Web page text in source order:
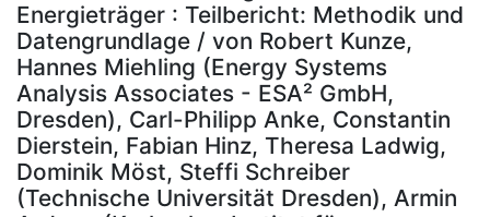
Energieträger : Teilbericht: Methodik und
Datengrundlage / von Robert Kunze,
Hannes Miehling (Energy Systems
Analysis Associates - ESA² GmbH,
Dresden), Carl-Philipp Anke, Constantin
Dierstein, Fabian Hinz, Theresa Ladwig,
Dominik Möst, Steffi Schreiber
(Technische Universität Dresden), Armin